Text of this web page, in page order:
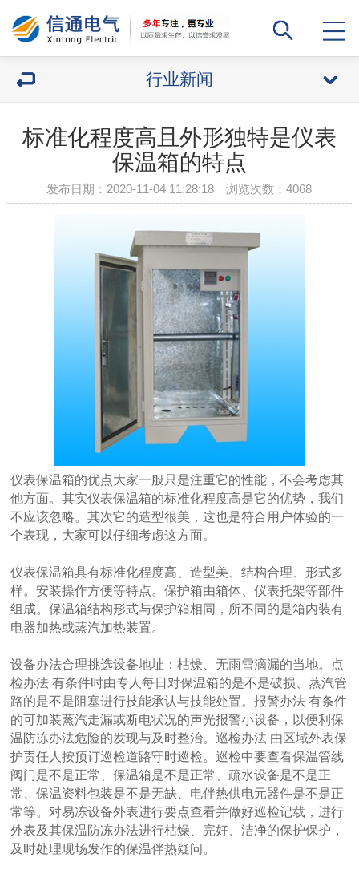
行业新闻
标准化程度高且外形独特是仪表
保温箱的特点
发布日期：2020-11-04 11:28:18 浏览次数：4068
仪表保温箱的优点大家一般只是注重它的性能，不会考虑其
他方面。其实仪表保温箱的标准化程度高是它的优势，我们
不应该忽略。其次它的造型很美，这也是符合用户体验的一
个表现，大家可以仔细考虑这方面。
仪表保温箱具有标准化程度高、造型美、结构合理、形式多
样。安装操作方便等特点。保护箱由箱体、仪表托架等部件
组成。保温箱结构形式与保护箱相同，所不同的是箱内装有
电器加热或蒸汽加热装置。
设备办法合理挑选设备地址：枯燥、无雨雪滴漏的当地。点
检办法 有条件时由专人每日对保温箱的是不是破损、蒸汽管
路的是不是阻塞进行技能承认与技能处置。报警办法 有条件
的可加装蒸汽走漏或断电状况的声光报警小设备，以便利保
温防冻办法危险的发现与及时整治。巡检办法 由区域外表保
护责任人按预订巡检道路守时巡检。巡检中要查看保温管线
阀门是不是正常、保温箱是不是正常、疏水设备是不是正
常、保温资料包装是不是无缺、电伴热供电元器件是不是正
常等。对易冻设备外表进行要点查看并做好巡检记载，进行
外表及其保温防冻办法进行枯燥、完好、洁净的保护保护，
及时处理现场发作的保温伴热疑问。